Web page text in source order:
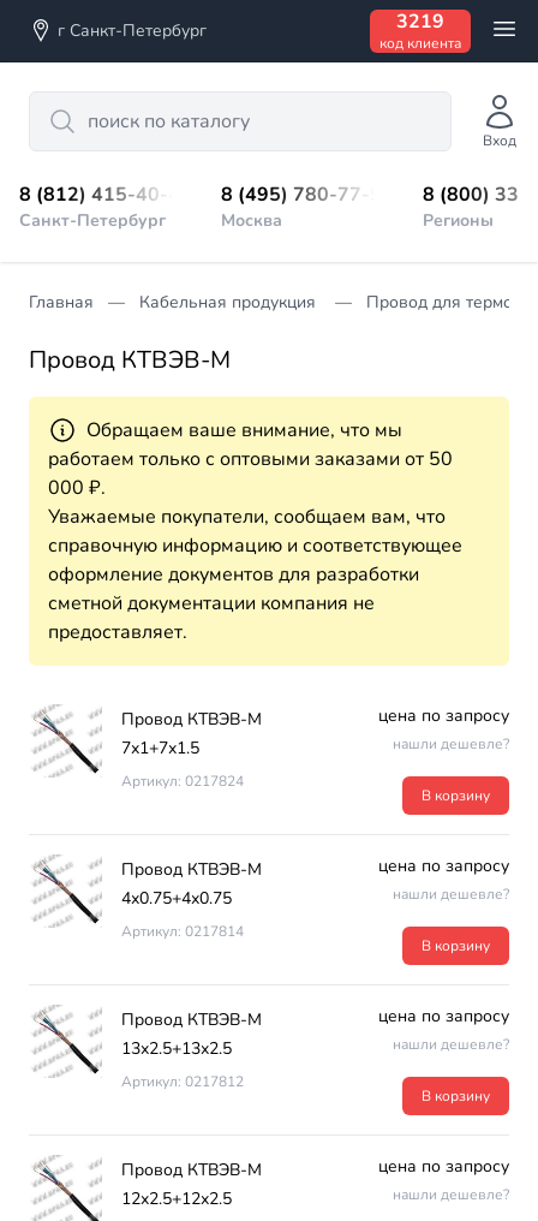
г Санкт-Петербург 3219
код клиента
Search
Вход
8 (812) 415-40-45
Санкт-Петербург
8 (495) 780-77-98
Москва
8 (800)
Регионы
Главная Кабельная продукция Провод для
Провод КТВЭВ-М
Обращаем ваше внимание, что мы
работаем только с оптовыми заказами от 50
000 ₽.
Уважаемые покупатели, сообщаем вам, что
справочную информацию и соответствующее
оформление документов для разработки
сметной документации компания не
предоставляет.
Провод КТВЭВ-М
7х1+7х1.5
Артикул: 0217824
цена по запросу
нашли дешевле?
В корзину
Провод КТВЭВ-М
4х0.75+4х0.75
Артикул: 0217814
цена по запросу
нашли дешевле?
В корзину
Провод КТВЭВ-М
13х2.5+13х2.5
Артикул: 0217812
цена по запросу
нашли дешевле?
В корзину
Провод КТВЭВ-М
12х2.5+12х2.5
цена по запросу
нашли дешевле?